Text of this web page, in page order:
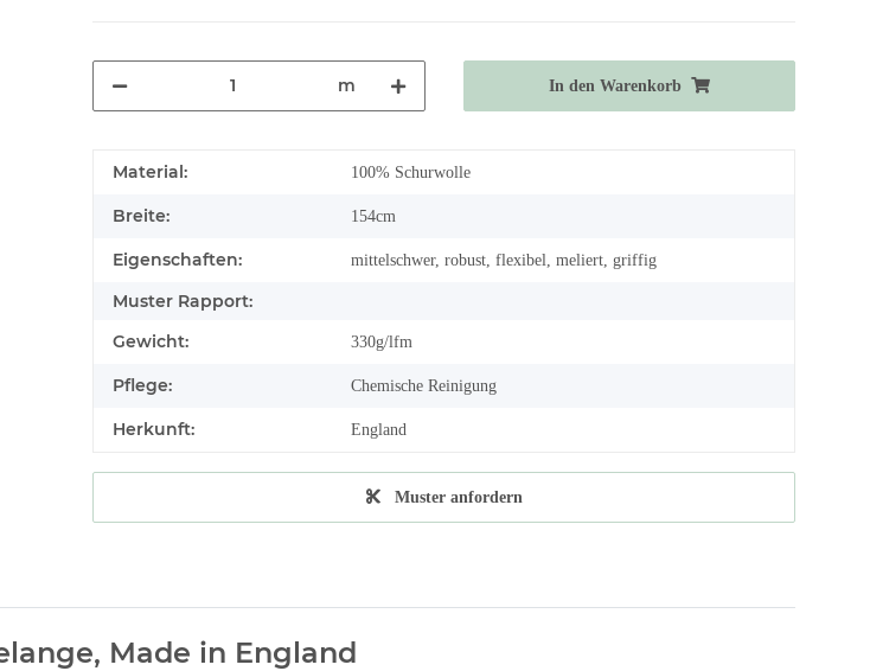
m In den Warenkorb
Material: 100% Schurwolle
Breite: 154cm
Eigenschaften: mittelschwer, robust, flexibel, meliert, griffig
Muster Rapport:
Gewicht:
330g/lfm
Pflege: Chemische Reinigung
Herkunft: England
Muster anfordern
Made in England